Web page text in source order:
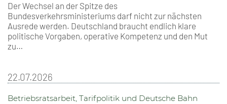
Der Wechsel an der Spitze des
Bundesverkehrsministeriums darf nicht zur nächsten
Ausrede werden. Deutschland braucht endlich klare
politische Vorgaben, operative Kompetenz und den Mut
zu…
22.07.2026
Betriebsratsarbeit, Tarifpolitik und Deutsche Bahn